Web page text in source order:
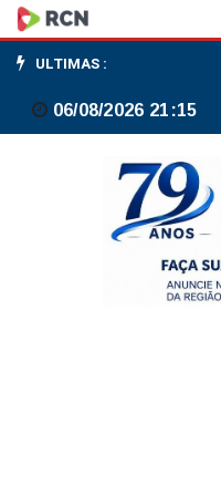
Operação
em
SP
investiga
produtora
ULTIMAS :
06/08/2026 21:15